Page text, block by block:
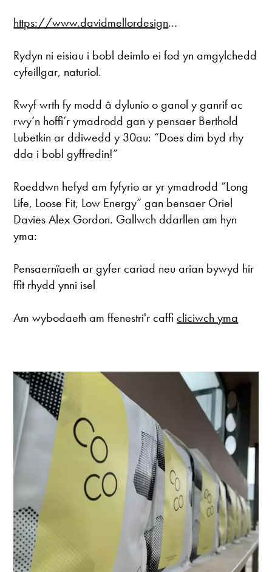
https://www.davidmellordesign...
Rydyn ni eisiau i bobl deimlo ei fod yn amgylchedd
cyfeillgar, naturiol.
Rwyf wrth fy modd â dylunio o ganol y ganrif ac
rwy’n hoffi’r ymadrodd gan y pensaer Berthold
Lubetkin ar ddiwedd y 30au: “Does dim byd rhy
dda i bobl gyffredin!”
Roeddwn hefyd am fyfyrio ar yr ymadrodd “Long
Life, Loose Fit, Low Energy” gan bensaer Oriel
Davies Alex Gordon. Gallwch ddarllen am hyn
yma:
Pensaernïaeth ar gyfer cariad neu arian bywyd hir
ffit rhydd ynni isel
Am wybodaeth am ffenestri'r cafficliciwch yma